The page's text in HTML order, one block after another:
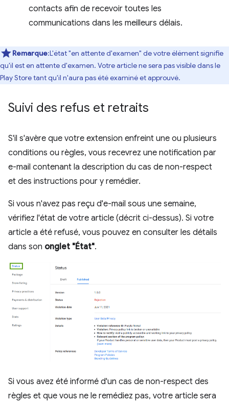
contacts afin de recevoir toutes les
communications dans les meilleurs délais.
Remarque:L'état "en attente d'examen" de votre élément signifie
qu'il est en attente d'examen. Votre article ne sera pas visible dans le
Play Store tant qu'il n'aura pas été examiné et approuvé.
Suivi des refus et retraits
S'il s'avère que votre extension enfreint une ou plusieurs
conditions ou règles, vous recevrez une notification par
e-mail contenant la description du cas de non-respect
et des instructions pour y remédier.
Si vous n'avez pas reçu d'e-mail sous une semaine,
vérifiez l'état de votre article (décrit ci-dessus). Si votre
article a été refusé, vous pouvez en consulter les détails
dans son onglet "État".
Si vous avez été informé d'un cas de non-respect des
règles et que vous ne le remédiez pas, votre article sera